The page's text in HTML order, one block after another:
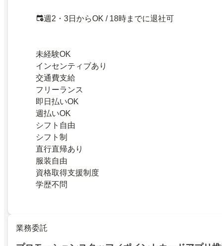
週2・3日からOK / 18時までに退社可
未経験OK
インセンティブあり
交通費支給
フリーランス
即日払いOK
週払いOK
シフト自由
シフト制
直行直帰あり
服装自由
資格取得支援制度
学歴不問
業務委託